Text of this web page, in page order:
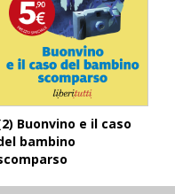
Buonvino e il caso
bambino